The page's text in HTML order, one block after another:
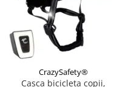
CrazySafety®
Casca bicicleta copii,